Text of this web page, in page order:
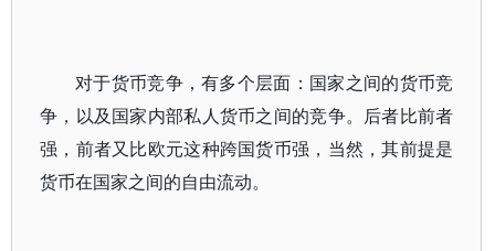
对于货币竞争，有多个层面：国家之间的货币竞
争，以及国家内部私人货币之间的竞争。后者比前者
强，前者又比欧元这种跨国货币强，当然，其前提是
货币在国家之间的自由流动。